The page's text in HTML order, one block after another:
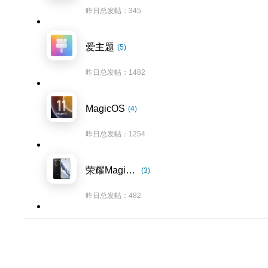
昨日总发帖：345
爱主题 (5)
昨日总发帖：1482
MagicOS (4)
昨日总发帖：1254
荣耀Magic6系列 (3)
昨日总发帖：482